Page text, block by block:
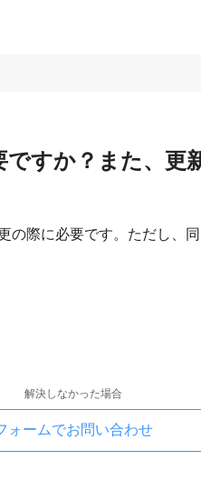
すか？また、更
の際に必要です。ただし、
解決しなかった場合
ォームでお問い合わせ